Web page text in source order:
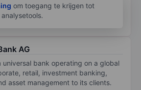
om toegang te krijgen tot
AG
universal bank operating on a global
retail, investment banking,
asset management to its clients.